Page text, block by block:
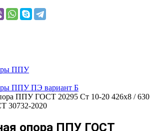
ППУ
ППУ ПЭ вариант Б
ППУ ГОСТ 20295 Ст 10-20 426x8 / 630
30732-2020
опора ППУ ГОСТ